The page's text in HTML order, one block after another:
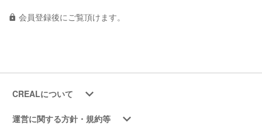
会員登録後にご覧頂けます。
CREALについて
運営に関する方針・規約等